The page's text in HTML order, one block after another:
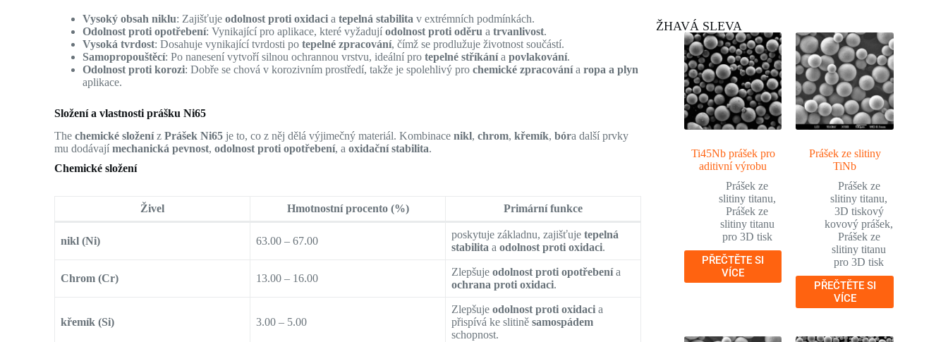
Vysoký obsah niklu: Zajišťujeodolnost proti oxidaci atepelná stabilita v extrémních podmínkách.
Odolnost proti opotřebení: Vynikající pro aplikace, které vyžadujíodolnost proti oděru atrvanlivost.
Vysoká tvrdost: Dosahuje vynikající tvrdosti potepelné zpracování, čímž se prodlužuje životnost součástí.
Samopropouštěcí: Po nanesení vytvoří silnou ochrannou vrstvu, ideální protepelné stříkáníapovlakování.
Odolnost proti korozi: Dobře se chová v korozivním prostředí, takže je spolehlivý prochemické zpracováníaropa a plyn
aplikace.
Složení a vlastnosti prášku Ni65
Thechemické složenízPrášek Ni65 je to, co z něj dělá výjimečný materiál. Kombinacenikl,chrom,křemík,bóra další prvky
mu dodávajímechanická pevnost,odolnost proti opotřebení, aoxidační stabilita.
Chemické složení
Živel Hmotnostní procento (%) Primární funkce
nikl (Ni) 63.00 – 67.00
poskytuje základnu, zajišťujetepelná
stabilita aodolnost proti oxidaci.
Chrom (Cr) 13.00 – 16.00
Zlepšujeodolnost proti opotřebenía
ochrana proti oxidaci.
křemík (Si) 3.00 – 5.00
Zlepšujeodolnost proti oxidaci a
přispívá ke slitiněsamospádem
schopnost.
ŽHAVÁ SLEVA
Ti45Nb prášek pro
aditivní výrobu
Prášek ze
slitiny titanu,
Prášek ze
slitiny titanu
pro 3D tisk
PŘEČTĚTE SI
VÍCE
Prášek ze slitiny
TiNb
Prášek ze
slitiny titanu,
3D tiskový
kovový prášek,
Prášek ze
slitiny titanu
pro 3D tisk
PŘEČTĚTE SI
VÍCE